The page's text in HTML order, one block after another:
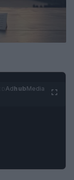
AdhubMedia